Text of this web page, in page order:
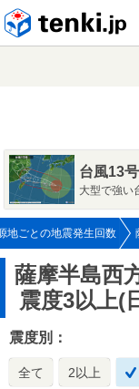
台風13
大型で強い
地ごとの地震発生回数
薩摩半島西
震度3以上(
震度別：
全て 2以上